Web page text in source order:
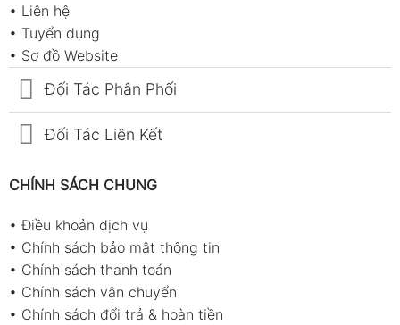
• Liên hệ
• Tuyển dụng
• Sơ đồ Website
Đối Tác Phân Phối
Đối Tác Liên Kết
CHÍNH SÁCH CHUNG
•Điều khoản dịch vụ
• Chính sách bảo mật thông tin
• Chính sách thanh toán
• Chính sách vận chuyển
• Chính sách đổi trả & hoàn tiền